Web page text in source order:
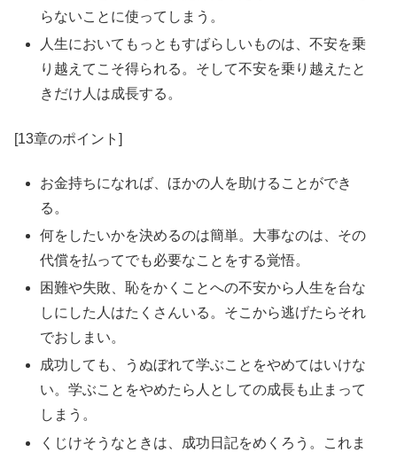
らないことに使ってしまう。
人生においてもっともすばらしいものは、不安を乗
り越えてこそ得られる。そして不安を乗り越えたと
きだけ人は成長する。
[13章のポイント]
お金持ちになれば、ほかの人を助けることができ
る。
何をしたいかを決めるのは簡単。大事なのは、その
代償を払ってでも必要なことをする覚悟。
困難や失敗、恥をかくことへの不安から人生を台な
しにした人はたくさんいる。そこから逃げたらそれ
でおしまい。
成功しても、うぬぼれて学ぶことをやめてはいけな
い。学ぶことをやめたら人としての成長も止まって
しまう。
くじけそうなときは、成功日記をめくろう。これま